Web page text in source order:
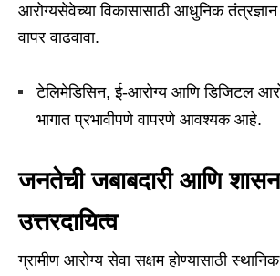
आरोग्यसेवेच्या विकासासाठी आधुनिक
वापर वाढवावा.
टेलिमेडिसिन, ई-आरोग्य आणि डिजिटल
भागात प्रभावीपणे वापरणे आवश्यक आहे.
जनतेची जबाबदारी आणि
उत्तरदायित्व
ग्रामीण आरोग्य सेवा सक्षम होण्यासाठी